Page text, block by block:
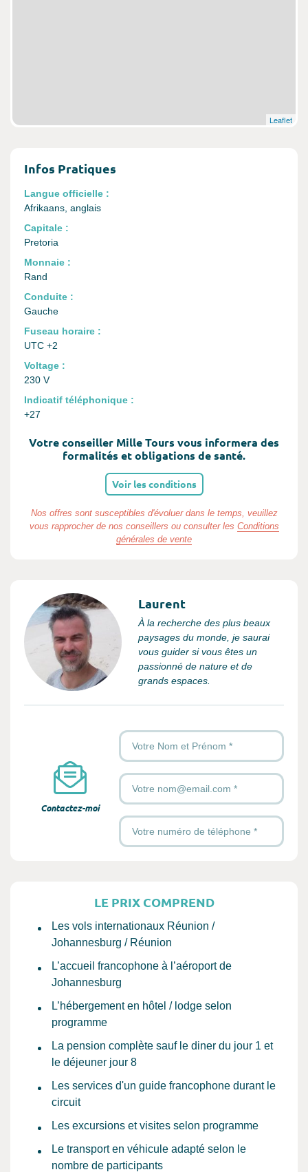
Leaflet
Infos Pratiques
Langue officielle :
Afrikaans, anglais
Capitale :
Pretoria
Monnaie :
Rand
Conduite :
Gauche
Fuseau horaire :
UTC +2
Voltage :
230 V
Indicatif téléphonique :
+27
Votre conseiller Mille Tours vous informera des
formalités et obligations de santé.
Voir les conditions
Nos offres sont susceptibles d'évoluer dans le temps, veuillez
vous rapprocher de nos conseillers ou consulter les Conditions
générales de vente
Laurent
À la recherche des plus beaux
paysages du monde, je saurai
vous guider si vous êtes un
passionné de nature et de
grands espaces.
Contactez-moi
Votre Nom et Prénom
Votre Email
Votre numéro de téléphone
LE PRIX COMPREND
Les vols internationaux Réunion /
Johannesburg / Réunion
L’accueil francophone à l’aéroport de
Johannesburg
L’hébergement en hôtel / lodge selon
programme
La pension complète sauf le diner du jour 1 et
le déjeuner jour 8
Les services d'un guide francophone durant le
circuit
Les excursions et visites selon programme
Le transport en véhicule adapté selon le
nombre de participants